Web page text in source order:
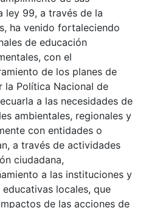
ley 99, a través de la
ha venido fortaleciendo
de educación
con el
de los planes de
la Política Nacional de
a las necesidades de
ambientales, regionales y
con entidades o
a través de actividades
ciudadana,
a las instituciones y
locales, que
de las acciones de